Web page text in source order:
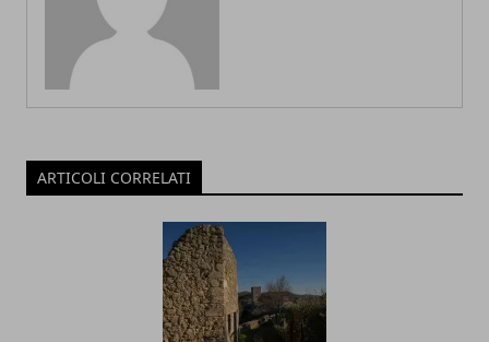
ARTICOLI CORRELATI